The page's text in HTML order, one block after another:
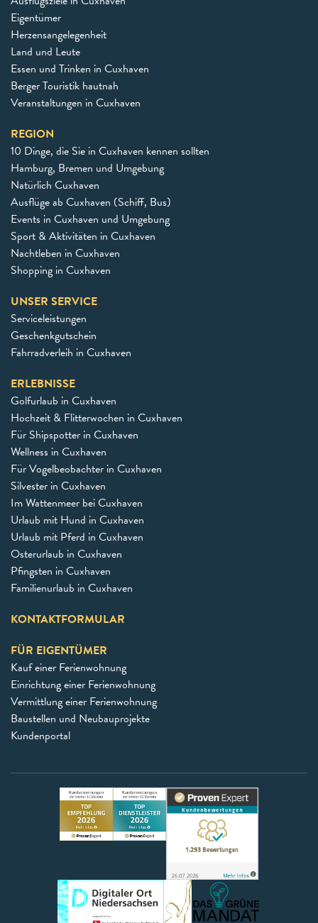
Eigentümer
Herzensangelegenheit
Land und Leute
Essen und Trinken in Cuxhaven
Berger Touristik hautnah
Veranstaltungen in Cuxhaven
REGION
10 Dinge, die Sie in Cuxhaven kennen sollten
Hamburg, Bremen und Umgebung
Natürlich Cuxhaven
Ausflüge ab Cuxhaven (Schiff, Bus)
Events in Cuxhaven und Umgebung
Sport & Aktivitäten in Cuxhaven
Nachtleben in Cuxhaven
Shopping in Cuxhaven
UNSER SERVICE
Serviceleistungen
Geschenkgutschein
Fahrradverleih in Cuxhaven
ERLEBNISSE
Golfurlaub in Cuxhaven
Hochzeit & Flitterwochen in Cuxhaven
Für Shipspotter in Cuxhaven
Wellness in Cuxhaven
Für Vogelbeobachter in Cuxhaven
Silvester in Cuxhaven
Im Wattenmeer bei Cuxhaven
Urlaub mit Hund in Cuxhaven
Urlaub mit Pferd in Cuxhaven
Osterurlaub in Cuxhaven
Pfingsten in Cuxhaven
Familienurlaub in Cuxhaven
KONTAKTFORMULAR
FÜR EIGENTÜMER
Kauf einer Ferienwohnung
Einrichtung einer Ferienwohnung
Vermittlung einer Ferienwohnung
Baustellen und Neubauprojekte
Kundenportal